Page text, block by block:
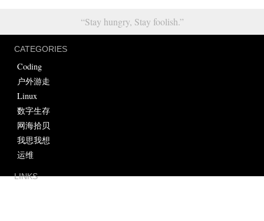
“Stay hungry, Stay foolish.”
CATEGORIES
Coding
户外游走
Linux
数字生存
网海拾贝
我思我想
运维
LINKS